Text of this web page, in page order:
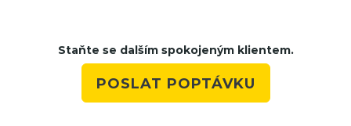
Staňte se dalším spokojeným klientem.
POSLAT POPTÁVKU